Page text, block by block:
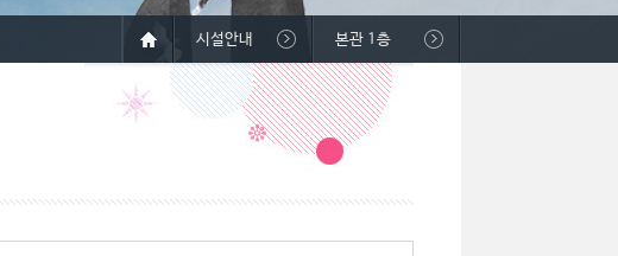
시설안내 본관 1층